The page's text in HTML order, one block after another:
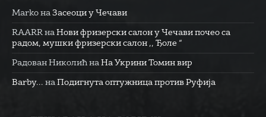
Marko на Засеоци у Чечави
RAARR на Нови фризерски салон у Чечави почео са
радом, мушки фризерски салон ,, Ђоле “
Радован Николић на На Укрини Томин вир
Barby... на Подигнута оптужница против Руфија